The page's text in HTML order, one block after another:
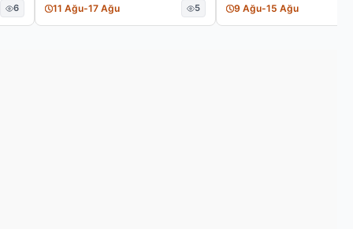
6
11 Ağu-17 Ağu 5
9 Ağu-15 Ağu